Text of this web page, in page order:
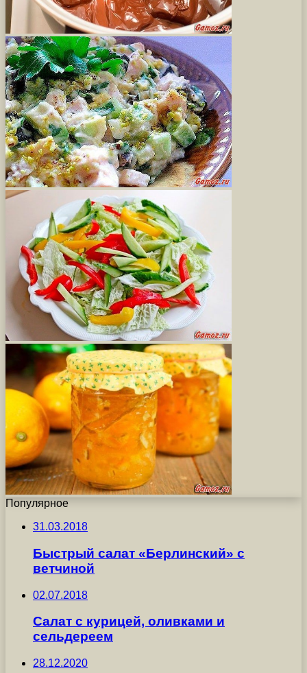
Популярное
31.03.2018
Быстрый салат «Берлинский» с
ветчиной
02.07.2018
Салат с курицей, оливками и
сельдереем
28.12.2020